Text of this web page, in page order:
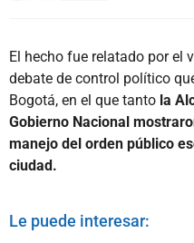
El hecho fue relatado por el
debate de control político
Bogotá, en el que tanto la
Gobierno Nacional
manejo del orden público
ciudad.
Le puede interesar: